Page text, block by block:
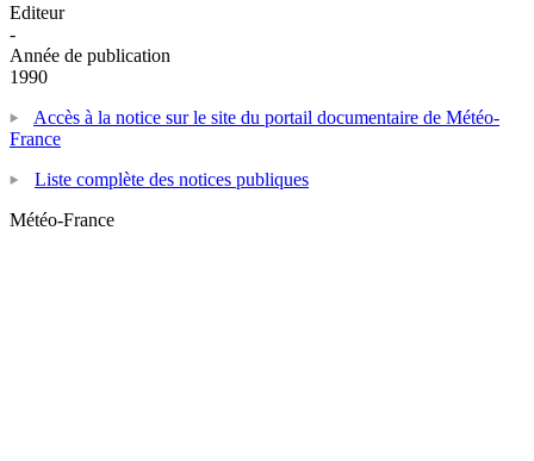
Editeur
-
Année de publication
1990
Accès à la notice sur le site du portail documentaire de Météo-
France
Liste complète des notices publiques
Météo-France